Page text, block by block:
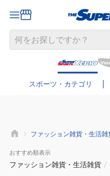
スポーツ・カテゴリ
ファッション雑貨・生活雑
おすすめ順表示
ファッション雑貨・生活雑貨 /